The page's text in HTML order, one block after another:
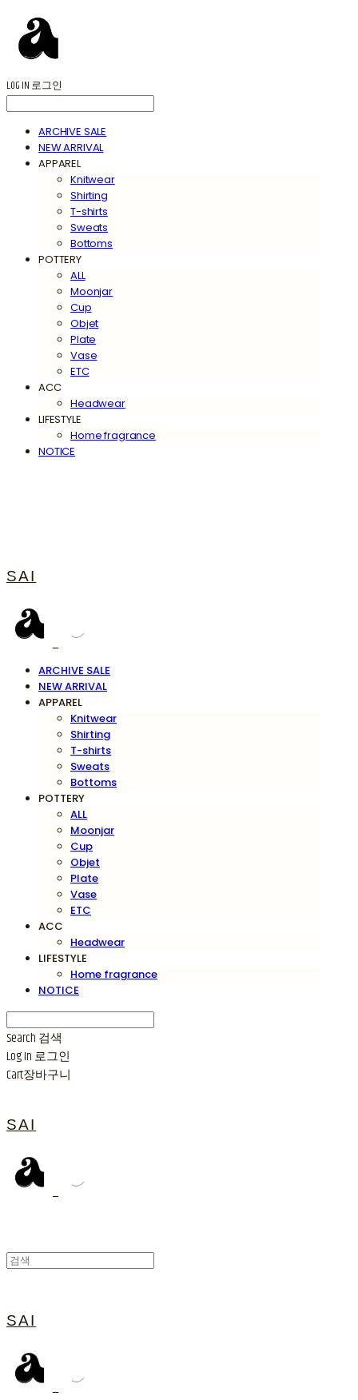
LOG IN 로그인
ARCHIVE SALE
NEW ARRIVAL
APPAREL
Knitwear
Shirting
T-shirts
Sweats
Bottoms
POTTERY
ALL
Moonjar
Cup
Objet
Plate
Vase
ETC
ACC
Headwear
LIFESTYLE
Home fragrance
NOTICE
SAI
ARCHIVE SALE
NEW ARRIVAL
APPAREL
Knitwear
Shirting
T-shirts
Sweats
Bottoms
POTTERY
ALL
Moonjar
Cup
Objet
Plate
Vase
ETC
ACC
Headwear
LIFESTYLE
Home fragrance
NOTICE
Search 검색
Log In 로그인
Cart장바구니
SAI
SAI